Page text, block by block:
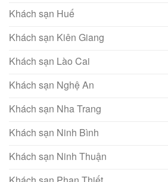
Khách sạn Huế
Khách sạn Kiên Giang
Khách sạn Lào Cai
Khách sạn Nghệ An
Khách sạn Nha Trang
Khách sạn Ninh Bình
Khách sạn Ninh Thuận